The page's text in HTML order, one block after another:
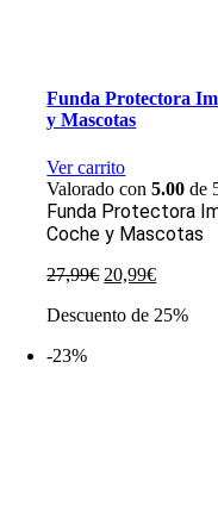
Funda Protectora
y Mascotas
Ver carrito
Valorado con5.00 de
Funda Protectora
Coche y Mascotas
27,99€ El
original
20,99€El
actual
Descuento de 25%
-23%